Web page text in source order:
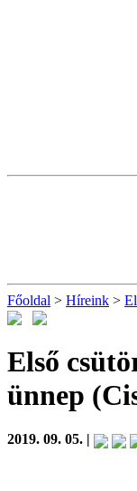
Főoldal > Híreink >
Első
ünnep
2019. 09. 05. |